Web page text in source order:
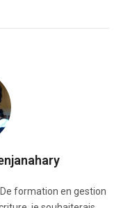
formation en gestion